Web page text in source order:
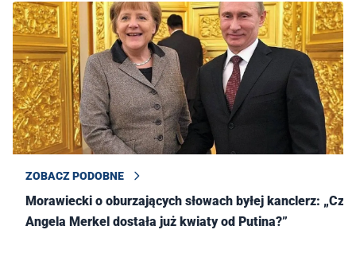
ZOBACZ PODOBNE
Morawiecki o oburzających słowach byłej kanclerz: „Czy
Angela Merkel dostała już kwiaty od Putina?”